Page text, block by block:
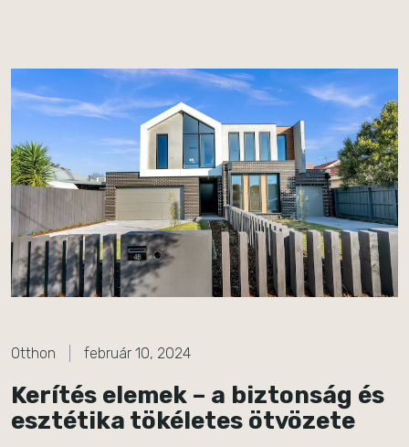
Otthon február 10, 2024
Kerítés elemek – a biztonság és
esztétika tökéletes ötvözete